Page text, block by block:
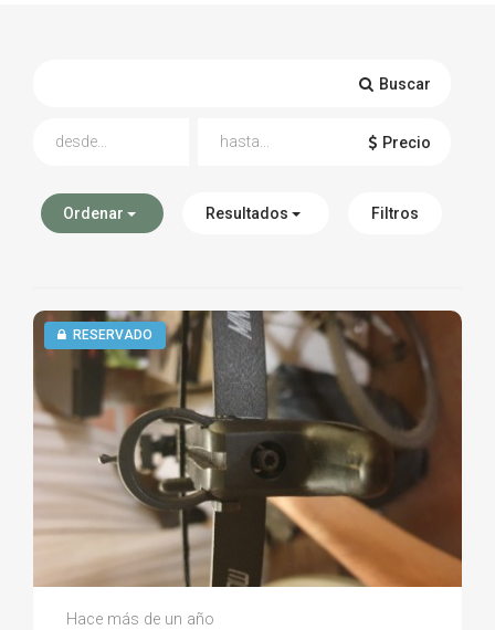
Buscar
Precio
Ordenar Resultados Filtros
RESERVADO
Juan Z.
Hace más de un año